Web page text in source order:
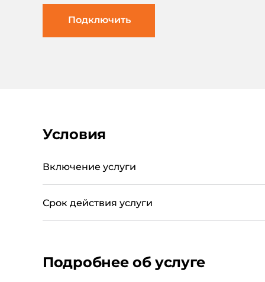
Подключить
Условия
Включение услуги
Срок действия услуги
Подробнее об услуге